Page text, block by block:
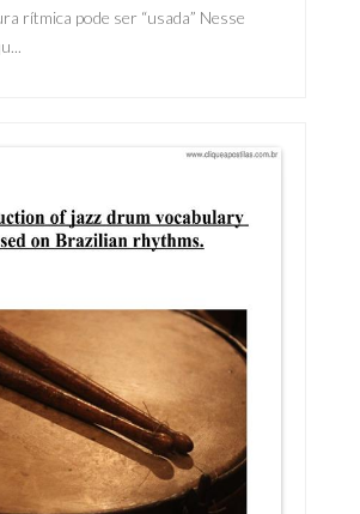
rítmica pode ser “usada” Nesse